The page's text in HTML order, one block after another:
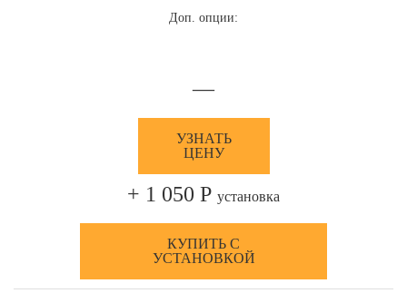
Доп. опции:
—
УЗНАТЬ
ЦЕНУ
+ 1 050 Р установка
КУПИТЬ С
УСТАНОВКОЙ